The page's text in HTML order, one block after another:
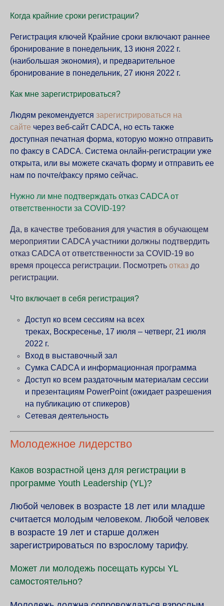
Когда крайние сроки регистрации?
Регистрация ключей Крайние сроки включают раннее
бронирование в понедельник, 13 июня 2022 г.
(наибольшая экономия), и предварительное
бронирование в понедельник, 27 июня 2022 г.
Как мне зарегистрироваться?
Людям рекомендуется зарегистрироваться на
сайте через веб-сайт CADCA, но есть также
доступная печатная форма, которую можно отправить
по факсу в CADCA. Система онлайн-регистрации уже
открыта, или вы можете скачать форму и отправить ее
нам по почте/факсу прямо сейчас.
Нужно ли мне подтверждать отказ CADCA от
ответственности за COVID-19?
Да, в качестве требования для участия в обучающем
мероприятии CADCA участники должны подтвердить
отказ CADCA от ответственности за COVID-19 во
время процесса регистрации. Посмотреть отказ до
регистрации.
Что включает в себя регистрация?
Доступ ко всем сессиям на всех
треках, Воскресенье, 17 июля – четверг, 21 июля
2022 г.
Вход в выставочный зал
Сумка CADCA и информационная программа
Доступ ко всем раздаточным материалам сессии
и презентациям PowerPoint (ожидает разрешения
на публикацию от спикеров)
Сетевая деятельность
Молодежное лидерство
Каков возрастной ценз для регистрации в
программе Youth Leadership (YL)?
Любой человек в возрасте 18 лет или младше
считается молодым человеком. Любой человек
в возрасте 19 лет и старше должен
зарегистрироваться по взрослому тарифу.
Может ли молодежь посещать курсы YL
самостоятельно?